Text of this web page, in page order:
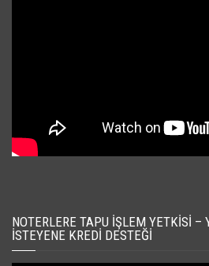
NOTERLERE TAPU İŞLEM YETKISI
İSTEYENE KREDI DESTEĞI